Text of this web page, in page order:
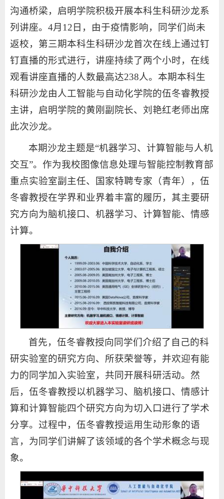
沟通桥梁，启明学院积极开展本科生科研沙龙系
列讲座。4月12日，由于疫情影响，同学们尚未
返校，第三期本科生科研沙龙首次在线上通过钉
钉直播的形式进行，讲座持续了两个小时，在线
观看讲座直播的人数最高达238人。本期本科生
科研沙龙由人工智能与自动化学院的伍冬睿教授
主讲，启明学院的黄刚副院长、刘艳红老师出席
此次沙龙。
本期沙龙主题是“机器学习、计算智能与人机
交互”。作为我校图像信息处理与智能控制教育部
重点实验室副主任、国家特聘专家（青年），伍
冬睿教授在学界和业界着丰富的履历，其主要研
究方向为脑机接口、机器学习、计算智能、情感
计算。
首先，伍冬睿教授向同学们介绍了自己的科
研实验室的研究方向、所获荣誉等，并欢迎有能
力的同学加入实验室，共同开展科研活动。然
后，伍冬睿教授以机器学习、脑机接口、情感计
算和计算智能四个研究方向为切入口进行了学术
分享。过程中，伍冬睿教授运用生动形象的语
言，为同学们讲解了该领域的各个学术概念与现
象。